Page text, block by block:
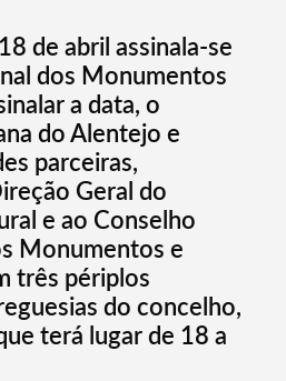
de abril assinala-se
dos Monumentos
a data, o
do Alentejo e
parceiras,
Geral do
e ao Conselho
Monumentos e
três périplos
do concelho,
terá lugar de 18 a